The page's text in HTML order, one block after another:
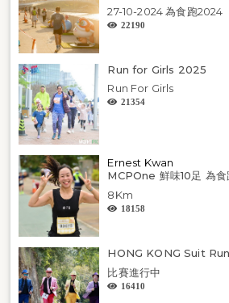
27-10-2024 為食跑2024
22190
Run for Girls 2025
Run For Girls
21354
Ernest Kwan
MCPOne 鮮味10足 為
8Km
18158
HONG KONG Suit
比賽進行中
16410